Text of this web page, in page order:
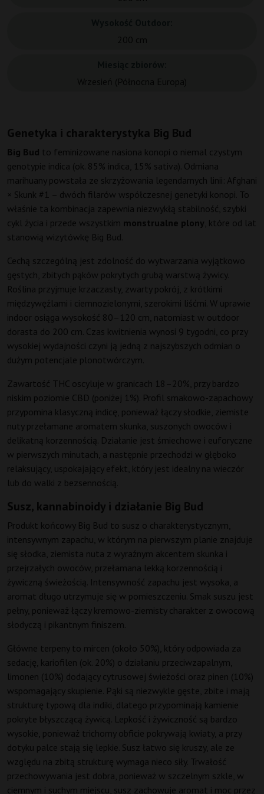
Genetyka i charakterystyka Big Bud
Big Bud to feminizowane nasiona konopi o niemal czystym
genotypie indica (ok. 85% indica, 15% sativa). Odmiana
marihuany powstała ze skrzyżowania legendarnych linii: Afghani
× Skunk #1 – dwóch filarów współczesnej genetyki konopi. To
właśnie ta kombinacja zapewnia niezwykłą stabilność, szybki
cykl życia i przede wszystkim monstrualne plony , które od lat
stanowią wizytówkę Big Bud.
Cechą szczególną jest zdolność do wytwarzania wyjątkowo
gęstych, zbitych pąków pokrytych grubą warstwą żywicy.
Roślina przyjmuje krzaczasty, zwarty pokrój, z krótkimi
międzywęźlami i ciemnozielonymi, szerokimi liśćmi. W uprawie
indoor osiąga wysokość 80–120 cm, natomiast w outdoor
dorasta do 200 cm. Czas kwitnienia wynosi 9 tygodni, co przy
wysokiej wydajności czyni ją jedną z najszybszych odmian o
dużym potencjale plonotwórczym.
Zawartość THC oscyluje w granicach 18–20%, przy bardzo
niskim poziomie CBD (poniżej 1%). Profil smakowo-zapachowy
przypomina klasyczną indicę, ponieważ łączy słodkie, ziemiste
nuty przełamane aromatem skunka, suszonych owoców i
delikatną korzennością. Działanie jest śmiechowe i euforyczne
w pierwszych minutach, a następnie przechodzi w głęboko
relaksujący, uspokajający efekt, który jest idealny na wieczór
lub do walki z bezsennością.
Susz, kannabinoidy i działanie Big Bud
Produkt końcowy Big Bud to susz o charakterystycznym,
intensywnym zapachu, w którym na pierwszym planie znajduje
się słodka, ziemista nuta z wyraźnym akcentem skunka i
przejrzałych owoców, przełamana lekką korzennością i
żywiczną świeżością. Intensywność zapachu jest wysoka, a
aromat długo utrzymuje się w pomieszczeniu. Smak suszu jest
pełny, ponieważ łączy kremowo-ziemisty charakter z owocową
słodyczą i pikantnym finiszem.
Główne terpeny to mircen (około 50%), który odpowiada za
sedację, kariofilen (ok. 20%) o działaniu przeciwzapalnym,
limonen (10%) dodający cytrusowej świeżości oraz pinen (10%)
wspomagający skupienie. Pąki są niezwykle gęste, zbite i mają
strukturę typową dla indiki, dlatego przypominają kamienie
pokryte błyszczącą żywicą. Lepkość i żywiczność są bardzo
wysokie, ponieważ trichomy obficie pokrywają kwiaty, a przy
dotyku palce stają się lepkie. Susz łatwo się kruszy, ale ze
względu na zbitą strukturę wymaga nieco siły. Trwałość
przechowywania jest dobra, ponieważ w szczelnym szkle, w
ciemnym i suchym miejscu, susz zachowuje aromat i moc przez